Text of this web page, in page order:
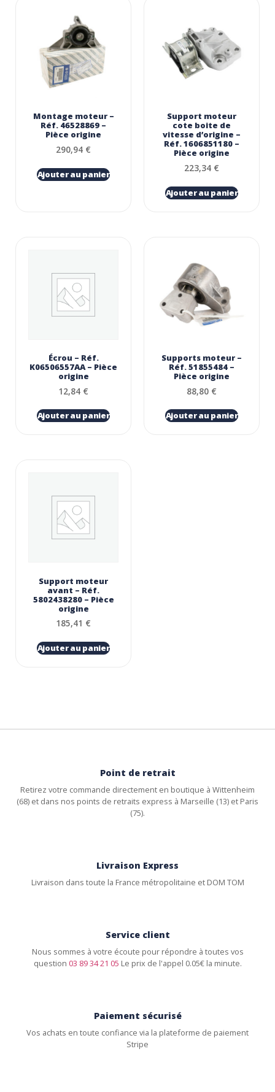
Montage moteur –
Réf. 46528869 –
Pièce origine
290,94 €
Ajouter au panier
Support moteur
cote boite de
vitesse d’origine –
Réf. 1606851180 –
Pièce origine
223,34 €
Ajouter au panier
Écrou – Réf.
K06506557AA – Pièce
origine
12,84 €
Ajouter au panier
Supports moteur –
Réf. 51855484 –
Pièce origine
88,80 €
Ajouter au panier
Support moteur
avant – Réf.
5802438280 – Pièce
origine
185,41 €
Ajouter au panier
Point de retrait
Retirez votre commande directement en boutique à Wittenheim
(68) et dans nos points de retraits express à Marseille (13) et Paris
(75).
Livraison Express
Livraison dans toute la France métropolitaine et DOM TOM
Service client
Nous sommes à votre écoute pour répondre à toutes vos
question 03 89 34 21 05 Le prix de l'appel 0.05€ la minute.
Paiement sécurisé
Vos achats en toute confiance via la plateforme de paiement
Stripe